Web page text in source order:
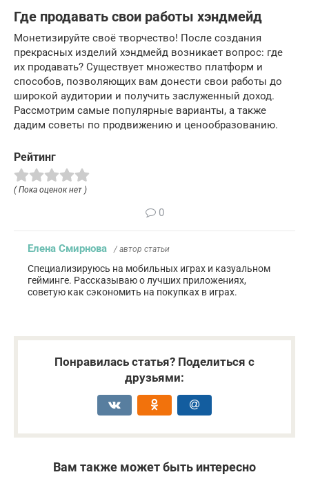
Где продавать свои работы хэндмейд
Монетизируйте своё творчество! После создания
прекрасных изделий хэндмейд возникает вопрос: где
их продавать? Существует множество платформ и
способов, позволяющих вам донести свои работы до
широкой аудитории и получить заслуженный доход.
Рассмотрим самые популярные варианты, а также
дадим советы по продвижению и ценообразованию.
Рейтинг
( Пока оценок нет )
0
Елена Смирнова / автор статьи
Специализируюсь на мобильных играх и казуальном
гейминге. Рассказываю о лучших приложениях,
советую как сэкономить на покупках в играх.
Понравилась статья? Поделиться с
друзьями:
Вам также может быть интересно